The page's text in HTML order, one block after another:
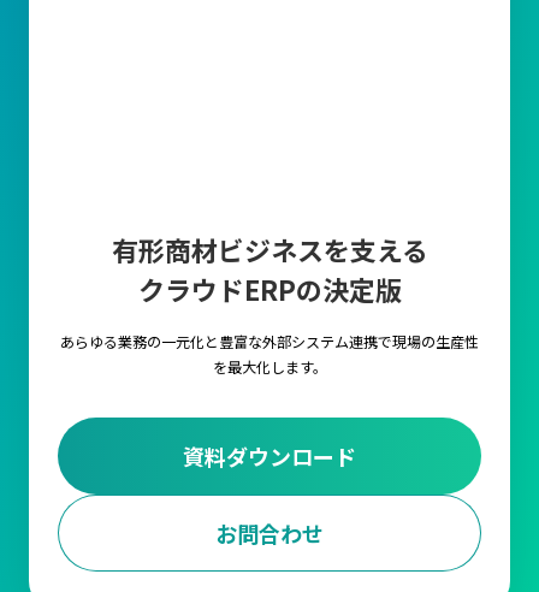
有形商材ビジネスを支える
クラウドERPの決定版
あらゆる業務の一元化と豊富な外部システム連携で現場の生産性
を最大化します。
資料ダウンロード
お問合わせ